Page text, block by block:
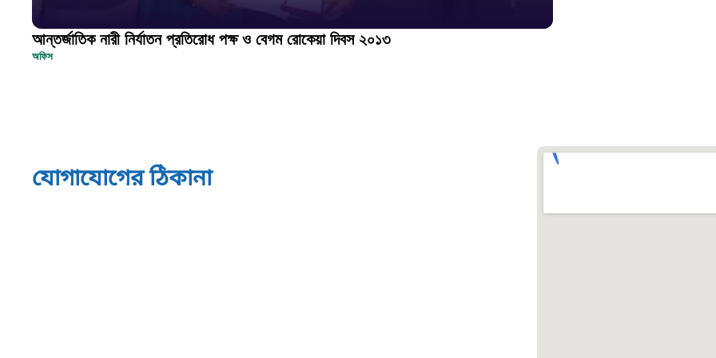
বাংলাদেশ
আন্তর্জাতিক নারী নির্যাতন প্রতিরোধ পক্ষ ও বেগম রোকেয়া দিবস ২০১৩
অফিস
যোগাযোগের ঠিকানা